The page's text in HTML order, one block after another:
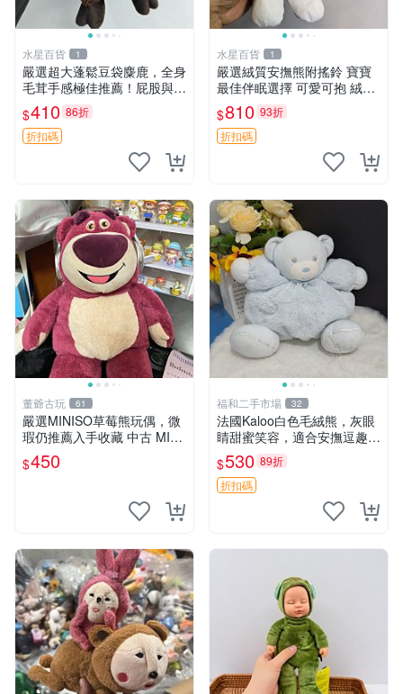
水星百貨 1
嚴選超大蓬鬆豆袋麋鹿，全身
毛茸手感極佳推薦！屁股與四
肢填充均勻，適合收藏與孩童
共賞。 麋鹿 豆袋 毛茸玩具
$410 86折
折扣碼
水星百貨 1
嚴選絨質安撫熊附搖鈴 寶寶
最佳伴眠選擇 可愛可抱 絨毛
玩具 安撫熊 嬰兒用
$810 93折
折扣碼
董爺古玩 61
嚴選MINISO草莓熊玩偶，微
瑕仍推薦入手收藏 中古 MINI
SO 草莓熊 玩具 收藏
$450
福和二手市場 32
法國Kaloo白色毛絨熊，灰眼
睛甜蜜笑容，適合安撫逗趣可
愛，柔軟面料手感佳。14 白
色安撫熊 毛絨玩具 寶寶逗樂
具
$530 89折
折扣碼